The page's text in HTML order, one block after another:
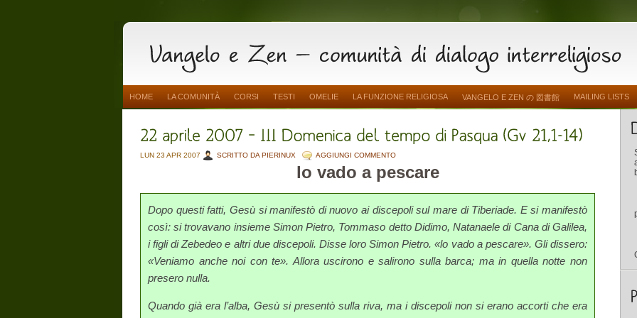
HOME LA COMUNITÀ CORSI TESTI OMELIE LA FUNZIONE RELIGIOSA VANGELO E ZEN の 図書館 MAILING LISTS
LUN 23 APR 2007 SCRITTO DA PIERINUX AGGIUNGI COMMENTO
lo vado a pescare
Dopo questi fatti, Gesù si manifestò di nuovo ai discepoli sul mare di Tiberiade. E si manifestò
così: si trovavano insieme Simon Pietro, Tommaso detto Didimo, Natanaele di Cana di Galilea,
i figli di Zebedeo e altri due discepoli. Disse loro Simon Pietro. «lo vado a pescare». Gli dissero:
«Veniamo anche noi con te». Allora uscirono e salirono sulla barca; ma in quella notte non
presero nulla.
Quando già era l’alba, Gesù si presentò sulla riva, ma i discepoli non si erano accorti che era